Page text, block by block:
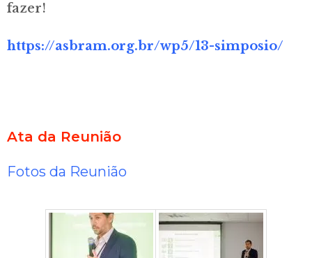
fazer!
https://asbram.org.br/wp5/13-simposio/
Ata da Reunião
Fotos da Reunião